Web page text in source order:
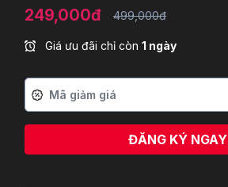
249,000đ 499,000đ
Giá ưu đãi chỉ còn 1 ngày
ĐĂNG KÝ NGAY